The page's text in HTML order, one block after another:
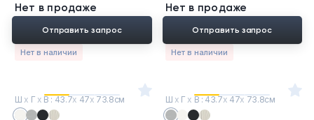
Нет в продаже
Нет в наличии
Отправить запрос
Нет в продаже
Нет в наличии
Отправить запрос
Ш х Г х В : 43.7х 47х 73.8см Ш х Г х В : 43.7х 47х 73.8см